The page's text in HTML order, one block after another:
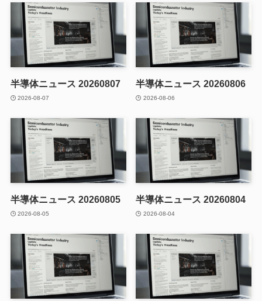
半導体ニュース 20260807
2026-08-07
半導体ニュース 20260806
2026-08-06
半導体ニュース 20260805
2026-08-05
半導体ニュース 20260804
2026-08-04